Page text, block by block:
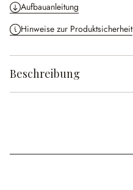
Aufbauanleitung
Hinweise zur Produktsicherheit
Beschreibung